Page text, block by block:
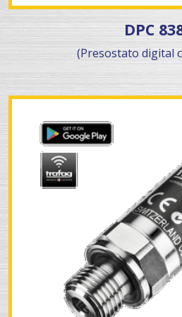
DPC
(Presostato digital